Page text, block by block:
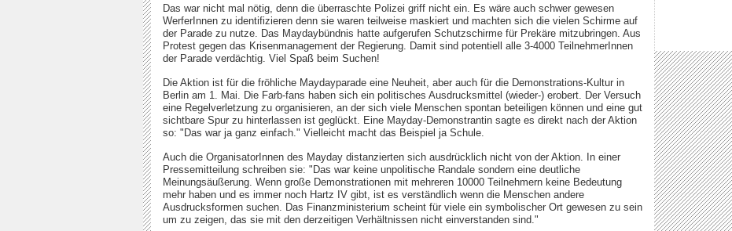
Das war nicht mal nötig, denn die überraschte Polizei griff nicht ein. Es wäre auch schwer gewesen
WerferInnen zu identifizieren denn sie waren teilweise maskiert und machten sich die vielen Schirme auf
der Parade zu nutze. Das Maydaybündnis hatte aufgerufen Schutzschirme für Prekäre mitzubringen. Aus
Protest gegen das Krisenmanagement der Regierung. Damit sind potentiell alle 3-4000 TeilnehmerInnen
der Parade verdächtig. Viel Spaß beim Suchen!
Die Aktion ist für die fröhliche Maydayparade eine Neuheit, aber auch für die Demonstrations-Kultur in
Berlin am 1. Mai. Die Farb-fans haben sich ein politisches Ausdrucksmittel (wieder-) erobert. Der Versuch
eine Regelverletzung zu organisieren, an der sich viele Menschen spontan beteiligen können und eine gut
sichtbare Spur zu hinterlassen ist geglückt. Eine Mayday-Demonstrantin sagte es direkt nach der Aktion
so: "Das war ja ganz einfach." Vielleicht macht das Beispiel ja Schule.
Auch die OrganisatorInnen des Mayday distanzierten sich ausdrücklich nicht von der Aktion. In einer
Pressemitteilung schreiben sie: "Das war keine unpolitische Randale sondern eine deutliche
Meinungsäußerung. Wenn große Demonstrationen mit mehreren 10000 Teilnehmern keine Bedeutung
mehr haben und es immer noch Hartz IV gibt, ist es verständlich wenn die Menschen andere
Ausdrucksformen suchen. Das Finanzministerium scheint für viele ein symbolischer Ort gewesen zu sein
um zu zeigen, das sie mit den derzeitigen Verhältnissen nicht einverstanden sind."